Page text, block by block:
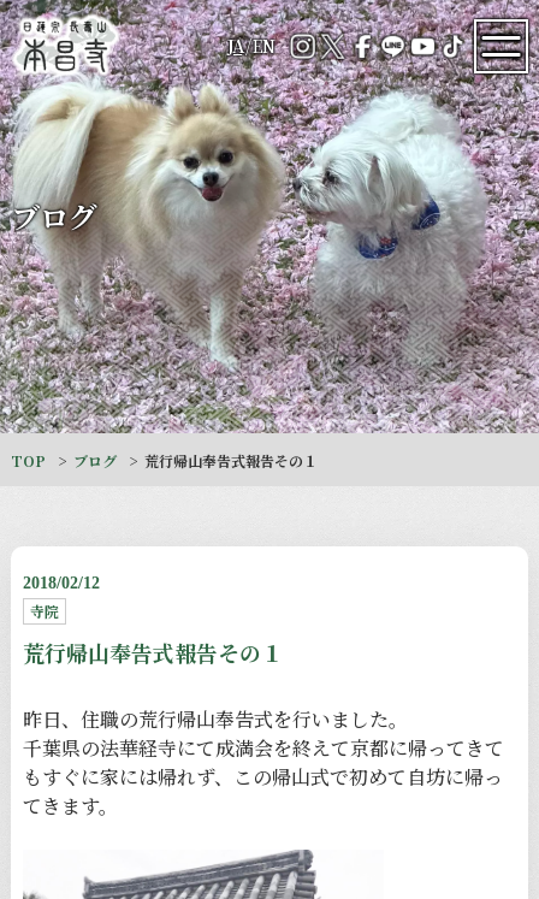
JA/EN
ブログ
TOP ブログ 荒行帰山奉告式報告その１
2018/02/12
寺院
荒行帰山奉告式報告その１
昨日、住職の荒行帰山奉告式を行いました。
千葉県の法華経寺にて成満会を終えて京都に帰ってきて
もすぐに家には帰れず、この帰山式で初めて自坊に帰っ
てきます。